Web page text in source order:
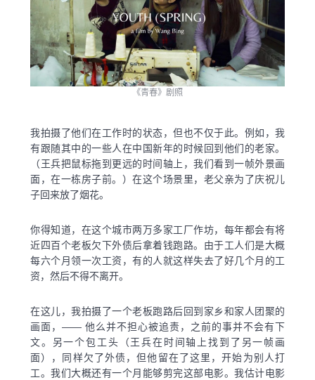
《青春》剧照
我拍摄了他们在工作时的状态，但也不仅于此。例如，我
有跟随其中的一些人在中国新年的时候回到他们的老家。
（王兵把鼠标拖到更远的时间轴上，我们看到一帧外景画
面，在一栋房子前。）在这个场景里，老父亲为了庆祝儿
子回来放了烟花。
你得知道，在这个城市两万多家工厂作坊，每年都会有将
近四百个老板欠下外债后拿着钱跑路。由于工人们是大概
每六个月领一次工资，有的人就这样失去了好几个月的工
资，然后不得不离开。
在这儿，我拍摄了一个老板跑路后回到家乡和家人团聚的
画面，—— 他么并不担心被追责，之前的事并不会有下
文。另一个包工头（王兵在时间轴上找到了另一帧画
面），同样欠了外债，但他留在了这里，开始为别人打
工。我们大概还有一个月能够剪完这部电影。我估计电影